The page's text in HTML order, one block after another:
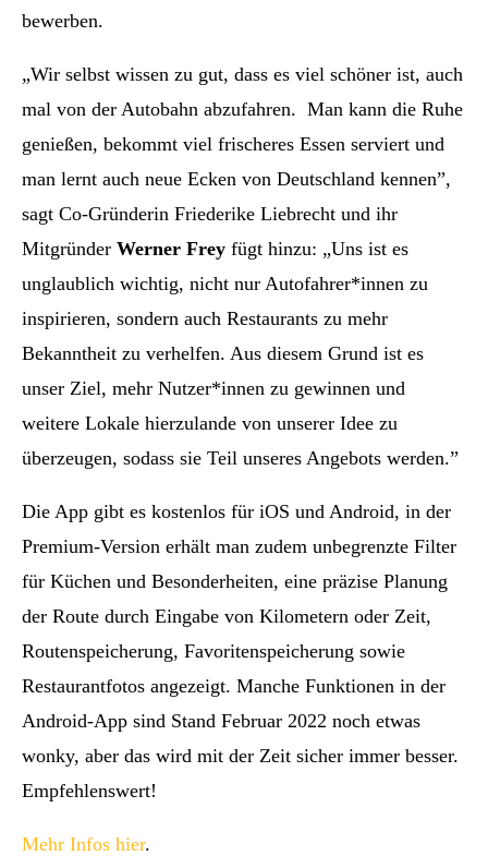
bewerben.
„Wir selbst wissen zu gut, dass es viel schöner ist, auch
mal von der Autobahn abzufahren. Man kann die Ruhe
genießen, bekommt viel frischeres Essen serviert und
man lernt auch neue Ecken von Deutschland kennen”,
sagt Co-Gründerin Friederike Liebrecht und ihr
Mitgründer Werner Frey fügt hinzu: „Uns ist es
unglaublich wichtig, nicht nur Autofahrer*innen zu
inspirieren, sondern auch Restaurants zu mehr
Bekanntheit zu verhelfen. Aus diesem Grund ist es
unser Ziel, mehr Nutzer*innen zu gewinnen und
weitere Lokale hierzulande von unserer Idee zu
überzeugen, sodass sie Teil unseres Angebots werden.”
Die App gibt es kostenlos für iOS und Android, in der
Premium-Version erhält man zudem unbegrenzte Filter
für Küchen und Besonderheiten, eine präzise Planung
der Route durch Eingabe von Kilometern oder Zeit,
Routenspeicherung, Favoritenspeicherung sowie
Restaurantfotos angezeigt. Manche Funktionen in der
Android-App sind Stand Februar 2022 noch etwas
wonky, aber das wird mit der Zeit sicher immer besser.
Empfehlenswert!
Mehr Infos hier.